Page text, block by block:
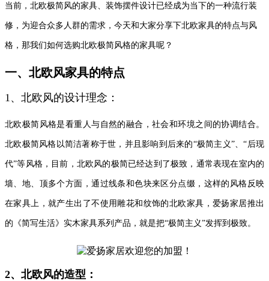
当前，北欧极简风的家具、装饰摆件设计已经成为当下的一种流行装
修，为迎合众多人群的需求，今天和大家分享下北欧家具的特点与风
格，那我们如何选购北欧极简风格的家具呢？
一、北欧风家具的特点
1、北欧风的设计理念：
北欧极简风格是看重人与自然的融合，社会和环境之间的协调结合。
北欧极简风格以简洁著称于世，并且影响到后来的“极简主义”、“后现
代”等风格，目前，北欧风的极简已经达到了极致，通常表现在室内的
墙、地、顶多个方面，通过线条和色块来区分点缀，这样的风格反映
在家具上，就产生出了不使用雕花和纹饰的北欧家具，爱扬家居推出
的《简写生活》实木家具系列产品，就是把“极简主义”发挥到极致。
2、北欧风的造型：